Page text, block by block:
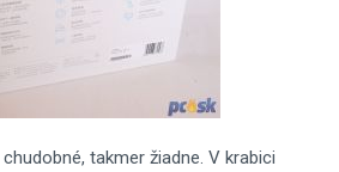
takmer žiadne. V krabici